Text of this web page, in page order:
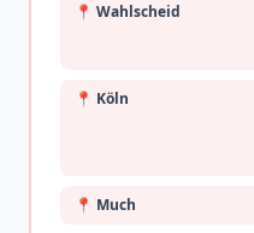
📍 Wahlscheid
📍 Köln
📍 Much